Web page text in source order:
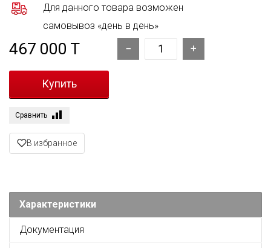
Для данного товара возможен
самовывоз «день в день»
467 000 T
Сравнить
В избранное
Характеристики
Документация